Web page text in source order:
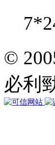
共
行
35
個
查
©
必利